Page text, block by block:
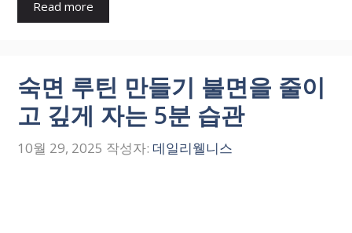
Read more
숙면 루틴 만들기 불면을 줄이
고 깊게 자는 5분 습관
10월 29, 2025 작성자: 데일리웰니스